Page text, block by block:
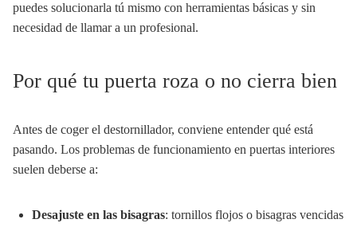
puedes solucionarla tú mismo con herramientas básicas y sin
necesidad de llamar a un profesional.
Por qué tu puerta roza o no cierra bien
Antes de coger el destornillador, conviene entender qué está
pasando. Los problemas de funcionamiento en puertas interiores
suelen deberse a:
Desajuste en las bisagras: tornillos flojos o bisagras vencidas